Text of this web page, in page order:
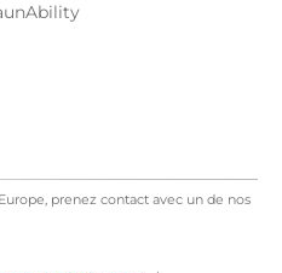
prenez contact avec un de nos